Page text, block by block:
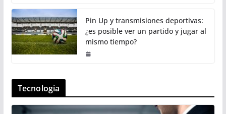
Pin Up y transmisiones deportivas:
¿es posible ver un partido y jugar al
mismo tiempo?
Tecnologia